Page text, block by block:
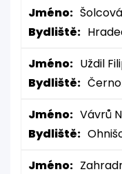
Jméno:
Bydliště:
Jméno: Uždil
Bydliště:
Jméno: Vávrů
Bydliště:
Jméno: